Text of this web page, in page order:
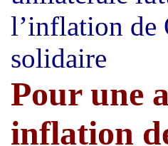
l’inflation de
solidaire
Pour une
inflation